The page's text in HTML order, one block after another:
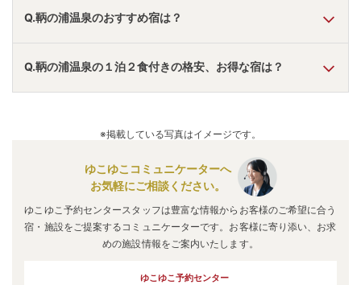
Q.鞆の浦温泉のおすすめ宿は？
A.「グランヴィリオホテル宮島和蔵 ルートインホテル
」 ・「グランドプリンスホテル広島 」 ・ 「 きのえ温泉 ホ
テル清風館」などの旅館・ホテルがおすすめの宿泊先です。
Q.鞆の浦温泉の１泊２食付きの格安、お得な宿は？
「 ホテルエリアワン広島ウイング
館・ホテルがお得な価格で泊まれる宿泊先です。
※掲載している写真はイメージです。
ゆこゆこコミュニケーターへ
お気軽にご相談ください。
ゆこゆこ予約センタースタッフは豊富な情報からお客様のご希望に合う
宿・施設をご提案するコミュニケーターです。お客様に寄り添い、お求
めの施設情報をご案内いたします。
ゆこゆこ予約センター